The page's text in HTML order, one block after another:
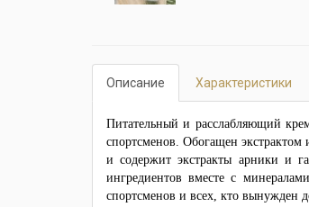
Описание Характеристики
Питательный и расслабляющий
спортсменов. Обогащен экстрактом
и содержит экстракты арники и
ингредиентов вместе с
спортсменов и всех, кто вынужден